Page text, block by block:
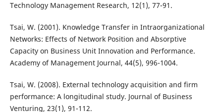
Technology Management Research, 12(1), 77-91.
Tsai, W. (2001). Knowledge Transfer in Intraorganizational
Networks: Effects of Network Position and Absorptive
Capacity on Business Unit Innovation and Performance.
Academy of Management Journal, 44(5), 996-1004.
Tsai, W. (2008). External technology acquisition and firm
performance: A longitudinal study. Journal of Business
Venturing, 23(1), 91-112.